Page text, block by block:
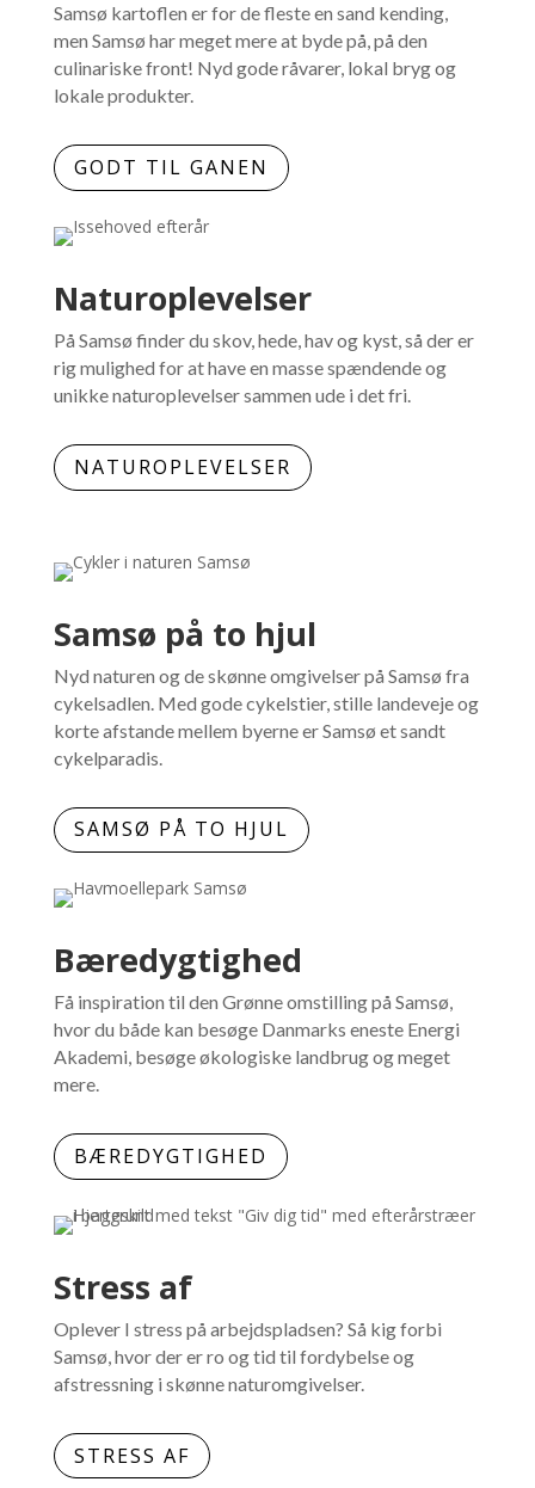
Samsø kartoflen er for de fleste en sand kending,
men Samsø har meget mere at byde på, på den
culinariske front! Nyd gode råvarer, lokal bryg og
lokale produkter.
GODT TIL GANEN
Naturoplevelser
På Samsø finder du skov, hede, hav og kyst, så der er
rig mulighed for at have en masse spændende og
unikke naturoplevelser sammen ude i det fri.
NATUROPLEVELSER
Samsø på to hjul
Nyd naturen og de skønne omgivelser på Samsø fra
cykelsadlen. Med gode cykelstier, stille landeveje og
korte afstande mellem byerne er Samsø et sandt
cykelparadis.
SAMSØ PÅ TO HJUL
Bæredygtighed
Få inspiration til den Grønne omstilling på Samsø,
hvor du både kan besøge Danmarks eneste Energi
Akademi, besøge økologiske landbrug og meget
mere.
BÆREDYGTIGHED
Stress af
Oplever I stress på arbejdspladsen? Så kig forbi
Samsø, hvor der er ro og tid til fordybelse og
afstressning i skønne naturomgivelser.
STRESS AF